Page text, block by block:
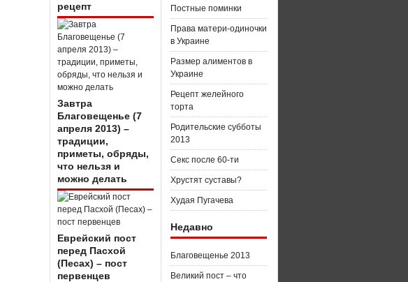
рецепт
Завтра
Благовещенье (7
апреля 2013) –
традиции,
приметы, обряды,
что нельзя и
можно делать
Еврейский пост
перед Пасхой
(Песах) – пост
первенцев
Постные поминки
Права матери-одиночки
в Украине
Размер алиментов в
Украине
Рецепт желейного
торта
Родительские субботы
2013
Секс после 60-ти
Хрустят суставы?
Худая Пугачева
Недавно
Благовещенье 2013
Великий пост – что